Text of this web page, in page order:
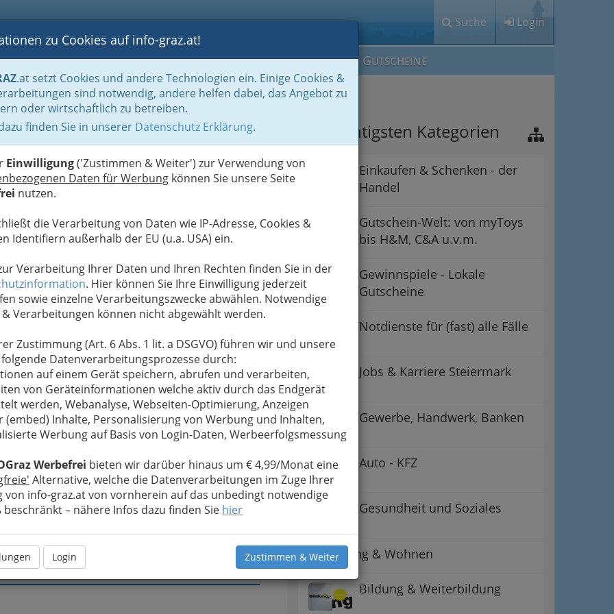
Suche Login
BLOGS FOTOS GASTRONOMIE BRANCHEN MEIN IG GUTSCHEINE
zu Cookies auf info-graz.at!
.at setzt Cookies und andere Technologien ein. Einige Cookies &
sind notwendig, andere helfen dabei, das Angebot zu
oder wirtschaftlich zu betreiben.
finden Sie in unserer Datenschutz Erklärung.
Einwilligung('Zustimmen & Weiter') zur Verwendung von
Daten für Werbung können Sie unsere Seite
nutzen.
die Verarbeitung von Daten wie IP-Adresse, Cookies &
Identifiern außerhalb der EU (u.a. USA) ein.
Verarbeitung Ihrer Daten und Ihren Rechten finden Sie in der
. Hier können Sie Ihre Einwilligung jederzeit
sowie einzelne Verarbeitungszwecke abwählen. Notwendige
& Verarbeitungen können nicht abgewählt werden.
Zustimmung (Art. 6 Abs. 1 lit. a DSGVO) führen wir und unsere
Datenverarbeitungsprozesse durch:
auf einem Gerät speichern, abrufen und verarbeiten,
von Geräteinformationen welche aktiv durch das Endgerät
werden, Webanalyse, Webseiten-Optimierung, Anzeigen
(embed) Inhalte, Personalisierung von Werbung und Inhalten,
Werbung auf Basis von Login-Daten, Werbeerfolgsmessung
Werbefrei bieten wir darüber hinaus um € 4,99/Monat eine
Alternative, welche die Datenverarbeitungen im Zuge Ihrer
von info-graz.at von vornherein auf das unbedingt notwendige
beschränkt – nähere Infos dazu finden Sie hier
Login Zustimmen & Weiter
Andreas Lembeck
Ihre Nachricht wird nach dem Absenden
- Apotheke Mag.pharm. Andreas Lembeck
Meine Nachricht
Meine Nachricht senden
Die wichtigsten Kategorien
Einkaufen & Schenken - der
Handel
Gutschein-Welt: von myToys
bis H&M, C&A u.v.m.
Gewinnspiele - Lokale
Gutscheine
Notdienste für (fast) alle Fälle
Jobs & Karriere Steiermark
Gewerbe, Handwerk, Banken
Auto - KFZ
Gesundheit und Soziales
Betreuung & Wohnen
Bildung & Weiterbildung